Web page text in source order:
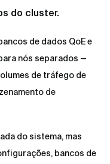
do cluster.
de dados QoE e
nós separados —
de tráfego de
de
do sistema, mas
bancos de